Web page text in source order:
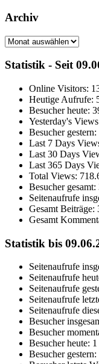
Archiv
Archiv
Statistik - Seit
Online Visitors:
Heutige Aufrufe:
Besucher heute:
Yesterday's
Besucher gestern:
Last 7 Days
Last 30 Days
Last 365 Days
Total Views:
Besucher gesamt:
Seitenaufrufe
Gesamt Beiträge:
Gesamt
Statistik bis
Seitenaufrufe
Seitenaufrufe
Seitenaufrufe
Seitenaufrufe
Seitenaufrufe
Besucher
Besucher
Besucher heute: 1
Besucher